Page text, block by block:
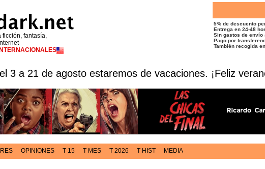
ficción, fantasía,
5% de descuento
Entrega en 24-48
Sin gastos de envío
Pago por
También recogida
3 a 21 de agosto estaremos de vacaciones. ¡Feliz
OPINIONES T 15 T MES T 2026 T HIST MEDIA